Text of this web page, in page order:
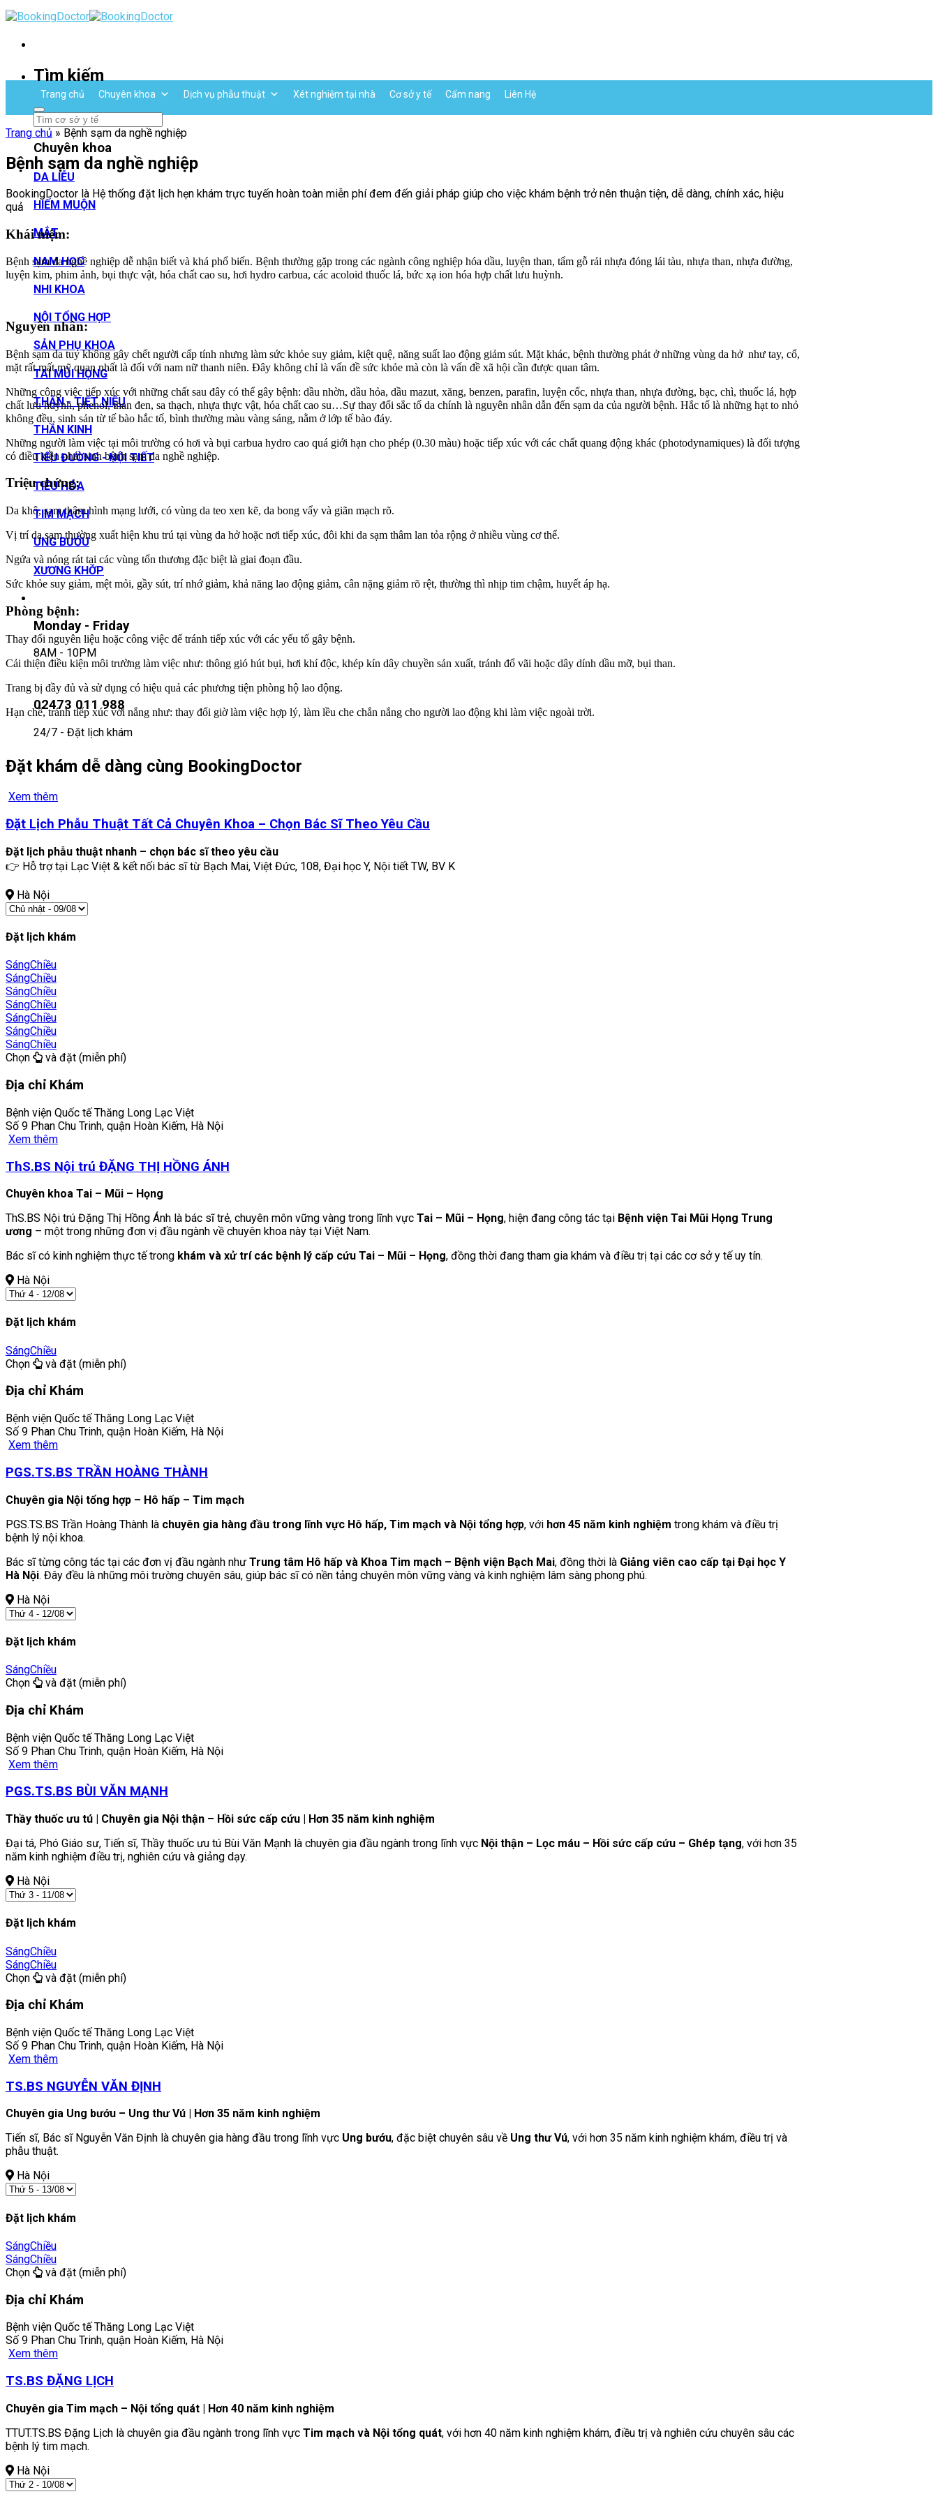
Skip
to
Tìm kiếm
Chuyên khoa
DA LIỄU
HIẾM MUỘN
MẮT
NAM HỌC
NHI KHOA
NỘI TỔNG HỢP
SẢN PHỤ KHOA
TAI MŨI HỌNG
THẬN - TIẾT NIỆU
THẦN KINH
TIỂU ĐƯỜNG - NỘI TIẾT
TIÊU HÓA
TIM MẠCH
UNG BƯỚU
XƯƠNG KHỚP
Monday - Friday
8AM - 10PM
02473 011 988
24/7 - Đặt lịch khám
Trang chủ Chuyên khoa Dịch vụ phẫu thuật Xét nghiệm tại nhà Cơ sở y tế Cẩm nang Liên Hệ
Trang chủ » Bệnh sạm da nghề nghiệp
Bệnh sạm da nghề nghiệp
BookingDoctor là Hệ thống đặt lịch hẹn khám trực tuyến hoàn toàn miễn phí đem đến giải pháp giúp cho việc khám bệnh trở nên thuận tiện, dễ dàng, chính xác, hiệu
quả
Khái niệm:
Bệnh sạm da nghề nghiệp dễ nhận biết và khá phổ biến. Bệnh thường gặp trong các ngành công nghiệp hóa dầu, luyện than, tẩm gỗ rải nhựa đóng lái tàu, nhựa than, nhựa đường,
luyện kim, phim ảnh, bụi thực vật, hóa chất cao su, hơi hydro carbua, các acoloid thuốc lá, bức xạ ion hóa hợp chất lưu huỳnh.
Nguyên nhân:
Bệnh sạm da tuy không gây chết người cấp tính nhưng làm sức khỏe suy giảm, kiệt quệ, năng suất lao động giảm sút. Mặt khác, bệnh thường phát ở những vùng da hở như tay, cổ,
mặt rất mất mỹ quan nhất là đối với nam nữ thanh niên. Đây không chỉ là vấn đề sức khỏe mà còn là vấn đề xã hội cần được quan tâm.
Những công việc tiếp xúc với những chất sau đây có thể gây bệnh: dầu nhờn, dầu hỏa, dầu mazut, xăng, benzen, parafin, luyện cốc, nhựa than, nhựa đường, bạc, chì, thuốc lá, hợp
chất lưu huỳnh, phenol, than đen, sa thạch, nhựa thực vật, hóa chất cao su…Sự thay đổi sắc tố da chính là nguyên nhân dẫn đến sạm da của người bệnh. Hắc tố là những hạt to nhỏ
không đều, sinh sản từ tế bào hắc tố, bình thường màu vàng sáng, nằm ở lớp tế bào đáy.
Những người làm việc tại môi trường có hơi và bụi carbua hydro cao quá giới hạn cho phép (0.30 màu) hoặc tiếp xúc với các chất quang động khác (photodynamiques) là đối tượng
có điều kiện phát sinh bệnh sạm da nghề nghiệp.
Triệu chứng:
Da khô, sạm thâm hình mạng lưới, có vùng da teo xen kẽ, da bong vẩy và giãn mạch rõ.
Vị trí da sạm thường xuất hiện khu trú tại vùng da hở hoặc nơi tiếp xúc, đôi khi da sạm thâm lan tỏa rộng ở nhiều vùng cơ thể.
Ngứa và nóng rát tại các vùng tổn thương đặc biệt là giai đoạn đầu.
Sức khỏe suy giảm, mệt mỏi, gầy sút, trí nhớ giảm, khả năng lao động giảm, cân nặng giảm rõ rệt, thường thì nhịp tim chậm, huyết áp hạ.
Phòng bệnh:
Thay đổi nguyên liệu hoặc công việc để tránh tiếp xúc với các yếu tố gây bệnh.
Cải thiện điều kiện môi trường làm việc như: thông gió hút bụi, hơi khí độc, khép kín dây chuyền sản xuất, tránh đổ vãi hoặc dây dính dầu mỡ, bụi than.
Trang bị đầy đủ và sử dụng có hiệu quả các phương tiện phòng hộ lao động.
Hạn chế, tránh tiếp xúc với nắng như: thay đổi giờ làm việc hợp lý, làm lều che chắn nắng cho người lao động khi làm việc ngoài trời.
Đặt khám dễ dàng cùng BookingDoctor
Xem thêm
Đặt Lịch Phẫu Thuật Tất Cả Chuyên Khoa – Chọn Bác Sĩ Theo Yêu Cầu
Đặt lịch phẫu thuật nhanh – chọn bác sĩ theo yêu cầu
👉 Hỗ trợ tại Lạc Việt & kết nối bác sĩ từ Bạch Mai, Việt Đức, 108, Đại học Y, Nội tiết TW, BV K
Hà Nội
Đặt lịch khám
SángChiều
SángChiều
SángChiều
SángChiều
SángChiều
SángChiều
SángChiều
Chọn
và đặt (miễn phí)
Địa chỉ Khám
Bệnh viện Quốc tế Thăng Long Lạc Việt
Số 9 Phan Chu Trinh, quận Hoàn Kiếm, Hà Nội
Xem thêm
ThS.BS Nội trú ĐẶNG THỊ HỒNG ÁNH
Chuyên khoa Tai – Mũi – Họng
ThS.BS Nội trú Đặng Thị Hồng Ánh là bác sĩ trẻ, chuyên môn vững vàng trong lĩnh vực Tai – Mũi – Họng, hiện đang công tác tại Bệnh viện Tai Mũi Họng Trung
ương – một trong những đơn vị đầu ngành về chuyên khoa này tại Việt Nam.
Bác sĩ có kinh nghiệm thực tế trong khám và xử trí các bệnh lý cấp cứu Tai – Mũi – Họng, đồng thời đang tham gia khám và điều trị tại các cơ sở y tế uy tín.
Hà Nội
Đặt lịch khám
SángChiều
Chọn
và đặt (miễn phí)
Địa chỉ Khám
Bệnh viện Quốc tế Thăng Long Lạc Việt
Số 9 Phan Chu Trinh, quận Hoàn Kiếm, Hà Nội
Xem thêm
PGS.TS.BS TRẦN HOÀNG THÀNH
Chuyên gia Nội tổng hợp – Hô hấp – Tim mạch
PGS.TS.BS Trần Hoàng Thành là chuyên gia hàng đầu trong lĩnh vực Hô hấp, Tim mạch và Nội tổng hợp, với hơn 45 năm kinh nghiệm trong khám và điều trị
bệnh lý nội khoa.
Bác sĩ từng công tác tại các đơn vị đầu ngành như Trung tâm Hô hấp và Khoa Tim mạch – Bệnh viện Bạch Mai, đồng thời là Giảng viên cao cấp tại Đại học Y
Hà Nội. Đây đều là những môi trường chuyên sâu, giúp bác sĩ có nền tảng chuyên môn vững vàng và kinh nghiệm lâm sàng phong phú.
Hà Nội
Đặt lịch khám
SángChiều
Chọn
và đặt (miễn phí)
Địa chỉ Khám
Bệnh viện Quốc tế Thăng Long Lạc Việt
Số 9 Phan Chu Trinh, quận Hoàn Kiếm, Hà Nội
Xem thêm
PGS.TS.BS BÙI VĂN MẠNH
Thầy thuốc ưu tú | Chuyên gia Nội thận – Hồi sức cấp cứu | Hơn 35 năm kinh nghiệm
Đại tá, Phó Giáo sư, Tiến sĩ, Thầy thuốc ưu tú Bùi Văn Mạnh là chuyên gia đầu ngành trong lĩnh vực Nội thận – Lọc máu – Hồi sức cấp cứu – Ghép tạng, với hơn 35
năm kinh nghiệm điều trị, nghiên cứu và giảng dạy.
Hà Nội
Đặt lịch khám
SángChiều
SángChiều
Chọn
và đặt (miễn phí)
Địa chỉ Khám
Bệnh viện Quốc tế Thăng Long Lạc Việt
Số 9 Phan Chu Trinh, quận Hoàn Kiếm, Hà Nội
Xem thêm
TS.BS NGUYỄN VĂN ĐỊNH
Chuyên gia Ung bướu – Ung thư Vú | Hơn 35 năm kinh nghiệm
Tiến sĩ, Bác sĩ Nguyễn Văn Định là chuyên gia hàng đầu trong lĩnh vực Ung bướu, đặc biệt chuyên sâu về Ung thư Vú, với hơn 35 năm kinh nghiệm khám, điều trị và
phẫu thuật.
Hà Nội
Đặt lịch khám
SángChiều
SángChiều
Chọn
và đặt (miễn phí)
Địa chỉ Khám
Bệnh viện Quốc tế Thăng Long Lạc Việt
Số 9 Phan Chu Trinh, quận Hoàn Kiếm, Hà Nội
Xem thêm
TS.BS ĐẶNG LỊCH
Chuyên gia Tim mạch – Nội tổng quát | Hơn 40 năm kinh nghiệm
TTUT.TS.BS Đặng Lịch là chuyên gia đầu ngành trong lĩnh vực Tim mạch và Nội tổng quát, với hơn 40 năm kinh nghiệm khám, điều trị và nghiên cứu chuyên sâu các
bệnh lý tim mạch.
Hà Nội